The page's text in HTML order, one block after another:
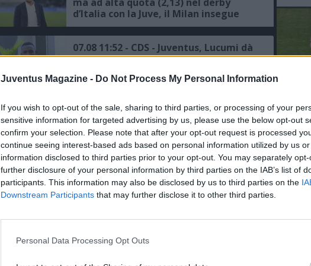
Juventus Magazine - Do Not Process My Personal Information
If you wish to opt-out of the sale, sharing to third parties, or processing of your
sensitive information for targeted advertising by us, please use the below opt-out
confirm your selection. Please note that after your opt-out request is processed
continue seeing interest-based ads based on personal information utilized by us
information disclosed to third parties prior to your opt-out. You may separately
further disclosure of your personal information by third parties on the IAB’s list of
participants. This information may also be disclosed by us to third parties on the
Downstream Participants that may further disclose it to other third parties.
Personal Data Processing Opt Outs
d’Italia con la Juve, il Milan insegue
contro il Chelsea
07.08 11:52 - CDS - Juventus, Lucumi dà
priorità assoluta ai bianconeri, ecco le
07.08 11:31 - MERCATO - Juventus,
Trubin occasione per la porta: il
Benfica lo mette fuori
06.08 13:36 - TUTTOSPORT - Juventus,
Gatti resta in uscita, il Napoli è
ancora "tiepido" sul difensore
06.08 12:54 - SERIE A - Le big scaldano i
per i bookie anche la Juve punta al
del